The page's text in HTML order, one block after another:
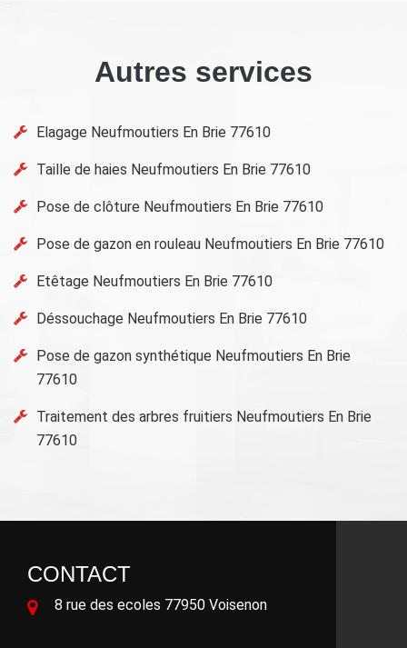
Autres services
Elagage Neufmoutiers En Brie 77610
Taille de haies Neufmoutiers En Brie 77610
Pose de clôture Neufmoutiers En Brie 77610
Pose de gazon en rouleau Neufmoutiers En Brie 77610
Etêtage Neufmoutiers En Brie 77610
Déssouchage Neufmoutiers En Brie 77610
Pose de gazon synthétique Neufmoutiers En Brie
77610
Traitement des arbres fruitiers Neufmoutiers En Brie
77610
CONTACT
8 rue des ecoles 77950 Voisenon